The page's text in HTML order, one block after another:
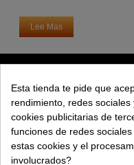
Lee Mas
EXPLORAR
EMPRESA
Esta tienda te pide que
rendimiento, redes
cookies publicitarias de
funciones de redes
estas cookies y el
involucrados?